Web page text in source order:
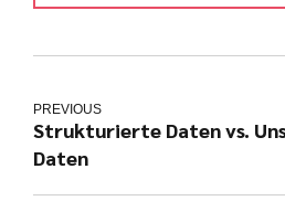
PREVIOUS
Strukturierte Daten vs.
Daten